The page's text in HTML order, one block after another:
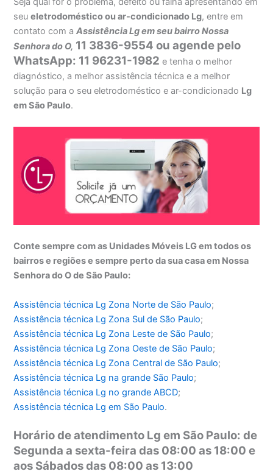
seueletrodoméstico ou ar-condicionado Lg, entre em
contato com aAssistência Lg em seu bairro Nossa
Senhora do O, 11 3836-9554 ou agende pelo
WhatsApp: 11 96231-1982 e tenha o melhor
diagnóstico, a melhor assistência técnica e a melhor
solução para o seu eletrodoméstico e ar-condicionado Lg
em São Paulo.
Conte sempre com as Unidades Móveis LG em todos os
bairros e regiões e sempre perto da sua casa em Nossa
Senhora do O de São Paulo:
Assistência técnica Lg Zona Norte de São Paulo;
Assistência técnica Lg Zona Sul de São Paulo;
Assistência técnica Lg Zona Leste de São Paulo;
Assistência técnica Lg Zona Oeste de São Paulo;
Assistência técnica Lg Zona Central de São Paulo;
Assistência técnica Lg na grande São Paulo;
Assistência técnica Lg no grande ABCD;
Assistência técnica Lg em São Paulo.
Horário de atendimento Lg em São Paulo: de
Segunda a sexta-feira das 08:00 as 18:00 e
aos Sábados das 08:00 as 13:00